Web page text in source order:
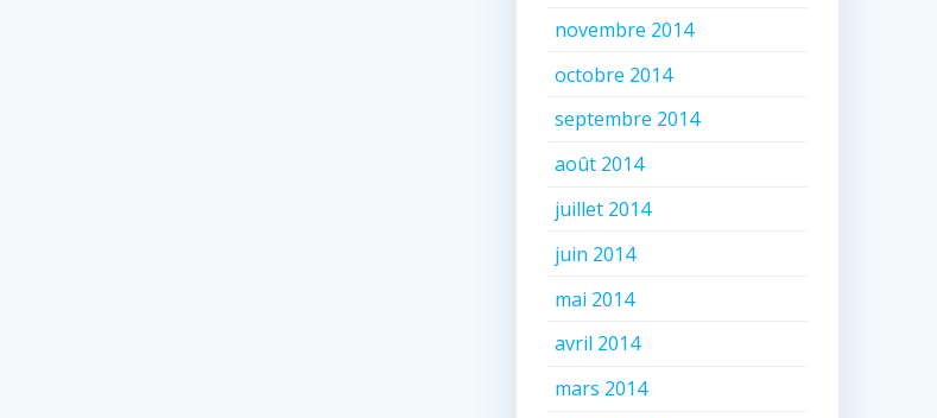
novembre 2014
octobre 2014
septembre 2014
août 2014
juillet 2014
juin 2014
mai 2014
avril 2014
mars 2014